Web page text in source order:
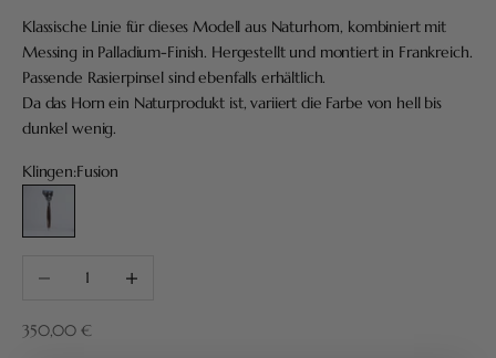
Klassische Linie für dieses Modell aus Naturhorn, kombiniert mit
Messing in Palladium-Finish. Hergestellt und montiert in Frankreich.
Passende Rasierpinsel sind ebenfalls erhältlich.
Da das Horn ein Naturprodukt ist, variiert die Farbe von hell bis
dunkel wenig.
Klingen:Fusion
Fusion
Anzahl verringern
Angebot
350,00 €